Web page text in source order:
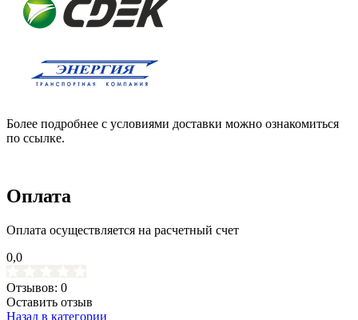
Более подробнее с условиями доставки можно ознакомиться
по ссылке.
Оплата
Оплата осуществляется на расчетный счет
0,0
Отзывов: 0
Оставить отзыв
Назад в категории